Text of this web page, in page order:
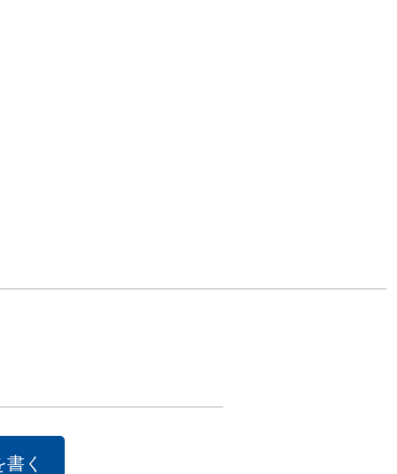
以来11年ぶ
く